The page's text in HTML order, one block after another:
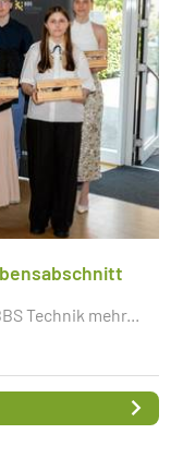
Technik mehr...